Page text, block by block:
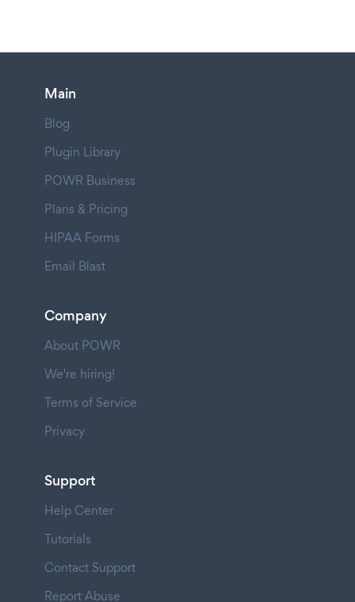
Main
Blog
Plugin Library
POWR Business
Plans & Pricing
HIPAA Forms
Email Blast
Company
About POWR
We're hiring!
Terms of Service
Privacy
Support
Help Center
Tutorials
Contact Support
Report Abuse